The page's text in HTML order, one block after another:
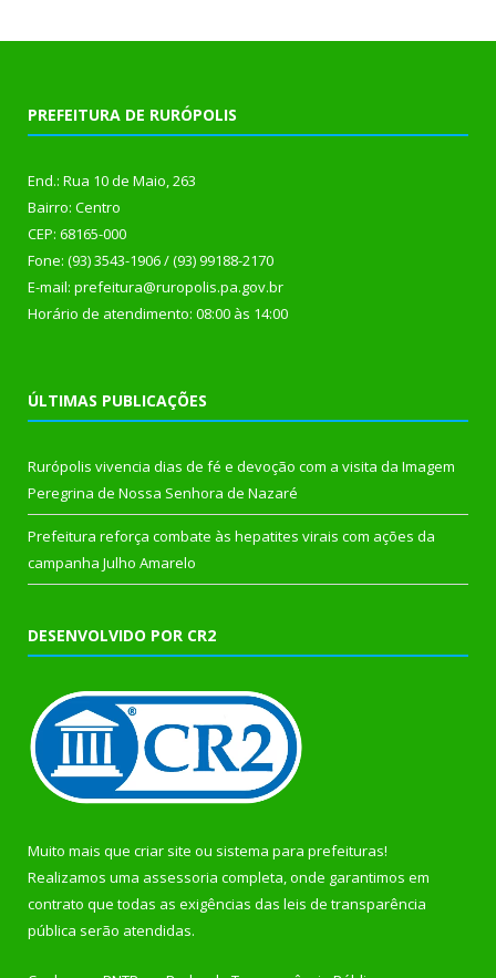
PREFEITURA DE RURÓPOLIS
End.: Rua 10 de Maio, 263
Bairro: Centro
CEP: 68165-000
Fone: (93) 3543-1906 / (93) 99188-2170
E-mail: prefeitura@ruropolis.pa.gov.br
Horário de atendimento: 08:00 às 14:00
ÚLTIMAS PUBLICAÇÕES
Rurópolis vivencia dias de fé e devoção com a visita da Imagem
Peregrina de Nossa Senhora de Nazaré
Prefeitura reforça combate às hepatites virais com ações da
campanha Julho Amarelo
DESENVOLVIDO POR CR2
Muito mais que criar site ou sistema para prefeituras!
Realizamos uma assessoria completa, onde garantimos em
contrato que todas as exigências das leis de transparência
pública serão atendidas.